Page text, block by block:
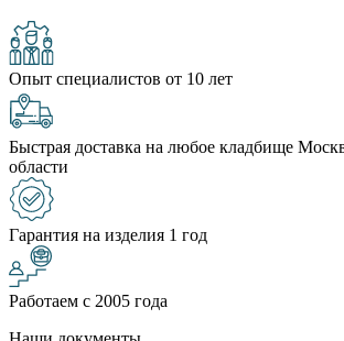
Опыт специалистов от 10 лет
Быстрая доставка на любое кладбище
области
Гарантия на изделия 1 год
Работаем с 2005 года